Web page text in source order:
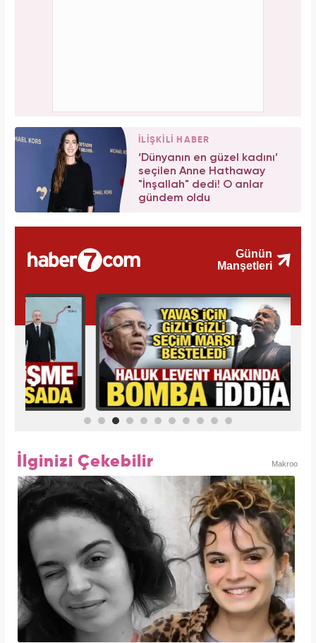
İLİŞKİLİ HABER
‘Dünyanın en güzel kadını’
seçilen Anne Hathaway
"İnşallah" dedi! O anlar
gündem oldu
İlginizi Çekebilir Makroo